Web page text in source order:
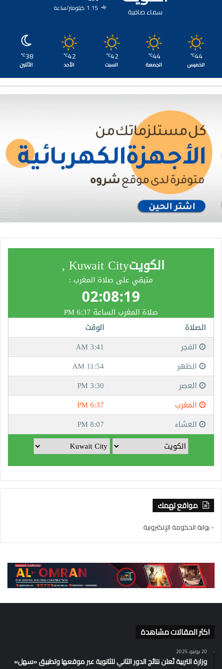
سماء صافية
1.15 كيلومتر/ساعة
44
℃
الخميس
44
℃
الجمعة
42
℃
السبت
42
℃
الأحد
38
℃
الأثنين
مواقع تهمك
- بوابة الحكومة الإلكترونية
اكثر المقالات مشاهدة
20 يوليو، 2025
وزارة التربية تُعلن نتائج الدور الثاني للثانوية عبر موقعها وتطبيق «سهل»